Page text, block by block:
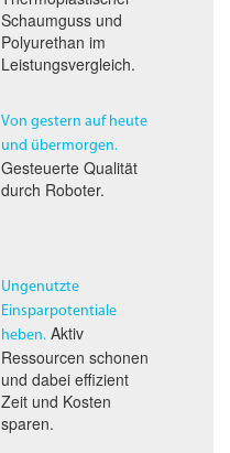
Schaumguss und
Polyurethan im
Leistungs­vergleich.
Von gestern auf heute
und übermorgen.
Gesteuerte Qualität
durch Roboter.
Ungenutzte
Einsparpotentiale
heben.Aktiv
Ressourcen schonen
und dabei effizient
Zeit und Kosten
sparen.